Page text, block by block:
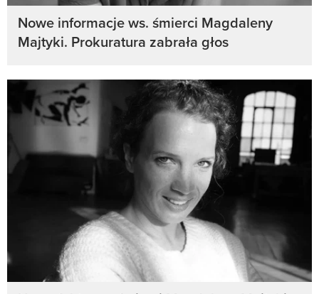
Nowe informacje ws. śmierci Magdaleny
Majtyki. Prokuratura zabrała głos